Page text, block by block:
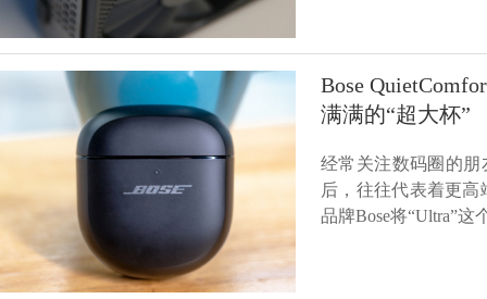
Bose
满满的“超大杯”
经常关注数码圈的朋
后，往往代表着更
品牌Bose将“Ultra”